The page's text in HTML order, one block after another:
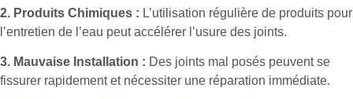
2. Produits Chimiques : L’utilisation régulière de produits pour
l’entretien de l’eau peut accélérer l’usure des joints.
3. Mauvaise Installation : Des joints mal posés peuvent se
fissurer rapidement et nécessiter une réparation immédiate.